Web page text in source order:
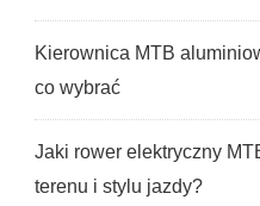
Kierownica MTB
co wybrać
Jaki rower elektryczny
terenu i stylu jazdy?